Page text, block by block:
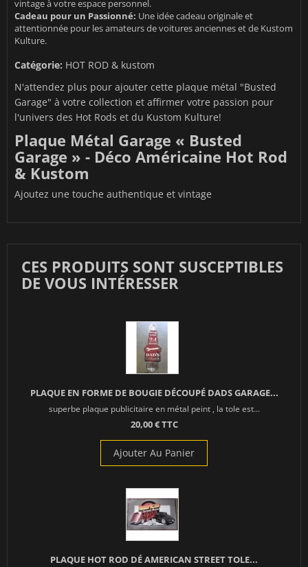
vintage à votre espace personnel.
Cadeau pour un Passionné: Une idée cadeau originale et
attentionnée pour les amateurs de voitures anciennes et de Kustom
Kulture.
Catégorie: HOT ROD & kustom
N'attendez plus pour ajouter cette plaque métal "Busted
Garage" à votre collection et affirmer votre passion pour
l'univers des Hot Rods et du Kustom Kulture!
Plaque Métal Garage « Busted
Garage » - Déco Américaine Hot Rod
& Kustom
Ajoutez une touche authentique et vintage
CES PRODUITS SONT SUSCEPTIBLES
DE VOUS INTÉRESSER
PLAQUE EN FORME DE BOUGIE DÉCOUPÉ DADS GARAGE...
superbe plaque publicitaire en métal peint , la tole est...
20,00 € TTC
Ajouter Au Panier
PLAQUE HOT ROD DÉ AMERICAN STREET TOLE...